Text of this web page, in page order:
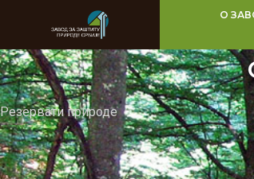
О
Резервати природе